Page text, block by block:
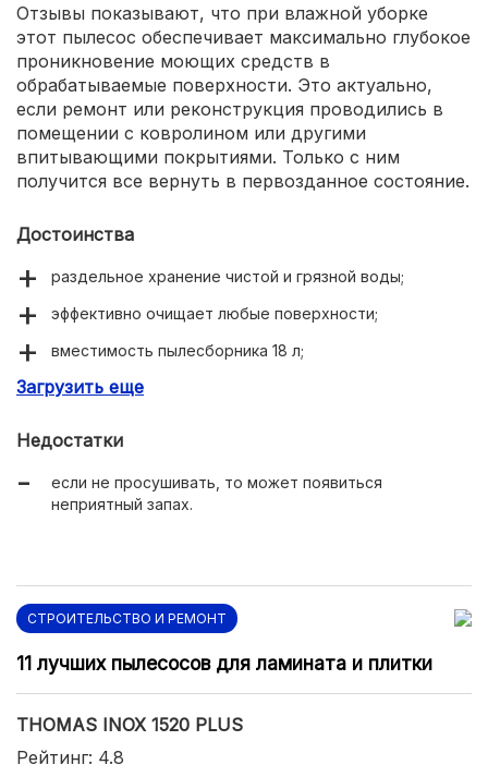
Отзывы показывают, что при влажной уборке
этот пылесос обеспечивает максимально глубокое
проникновение моющих средств в
обрабатываемые поверхности. Это актуально,
если ремонт или реконструкция проводились в
помещении с ковролином или другими
впитывающими покрытиями. Только с ним
получится все вернуть в первозданное состояние.
Достоинства
раздельное хранение чистой и грязной воды;
эффективно очищает любые поверхности;
вместимость пылесборника 18 л;
сетевой провод 7 м.
Загрузить еще
Недостатки
если не просушивать, то может появиться
неприятный запах.
СТРОИТЕЛЬСТВО И РЕМОНТ
11 лучших пылесосов для ламината и плитки
THOMAS INOX 1520 PLUS
Рейтинг: 4.8